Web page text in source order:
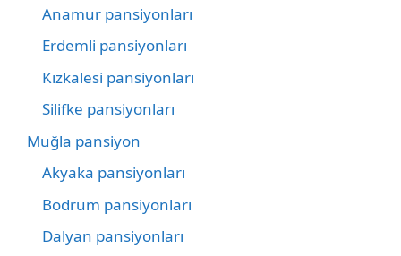
Anamur pansiyonları
Erdemli pansiyonları
Kızkalesi pansiyonları
Silifke pansiyonları
Muğla pansiyon
Akyaka pansiyonları
Bodrum pansiyonları
Dalyan pansiyonları